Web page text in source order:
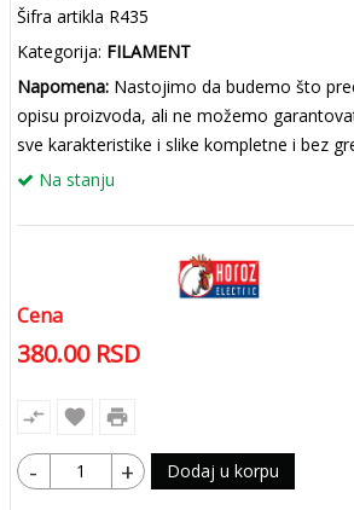
Šifra artikla R435
Kategorija: FILAMENT
Napomena:Nastojimo da budemo što
opisu proizvoda, ali ne možemo
sve karakteristike i slike kompletne i bez
Na stanju
Cena
380.00 RSD
compare_arrows favorite print
- + Dodaj u korpu